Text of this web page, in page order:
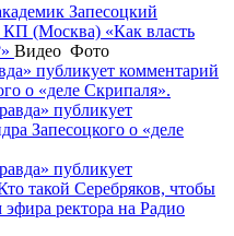
Запесоцкий
(Москва) «Как власть
Видео Фото
публикует
Запесоцкого о «деле